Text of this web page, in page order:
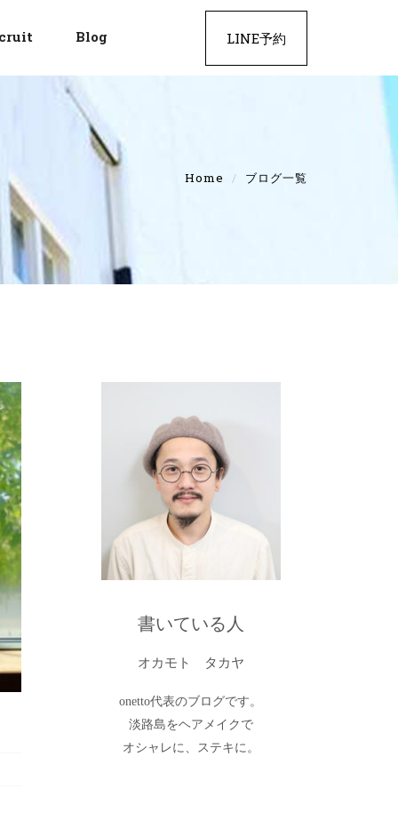
Blog LINE予約
Home ブログ一覧
書いている人
オカモト タカヤ
onetto代表のブログです。
淡路島をヘアメイクで
オシャレに、ステキに。